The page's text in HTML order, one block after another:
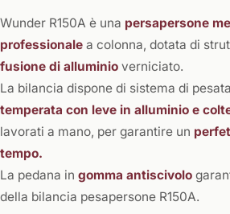
Wunder R150A è una persapersone
professionale a colonna, dotata di
fusione di alluminio verniciato.
La bilancia dispone di sistema di pesata
temperata con leve in alluminio e
lavorati a mano, per garantire un
tempo.
La pedana in gomma antiscivolo
della bilancia pesapersone R150A.